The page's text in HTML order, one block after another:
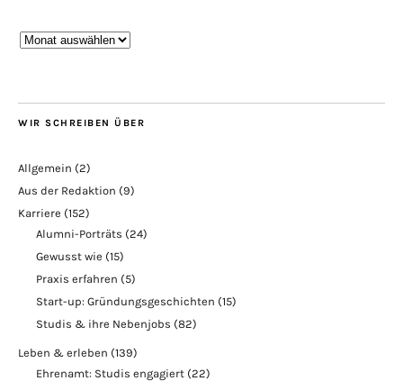
Blogarchiv
WIR SCHREIBEN ÜBER
Allgemein (2)
Aus der Redaktion (9)
Karriere (152)
Alumni-Porträts (24)
Gewusst wie (15)
Praxis erfahren (5)
Start-up: Gründungsgeschichten (15)
Studis & ihre Nebenjobs (82)
Leben & erleben (139)
Ehrenamt: Studis engagiert (22)